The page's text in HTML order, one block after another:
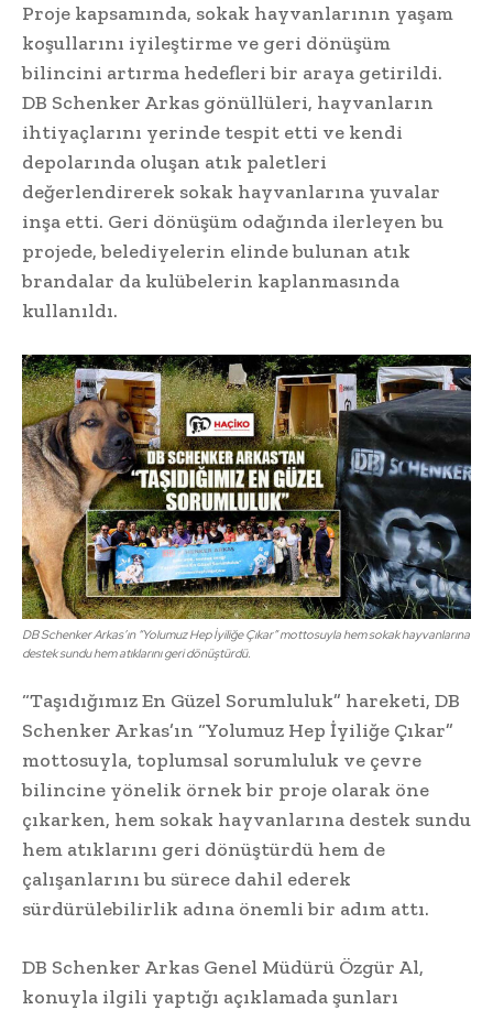
Proje kapsamında, sokak hayvanlarının yaşam
koşullarını iyileştirme ve geri dönüşüm
bilincini artırma hedefleri bir araya getirildi.
DB Schenker Arkas gönüllüleri, hayvanların
ihtiyaçlarını yerinde tespit etti ve kendi
depolarında oluşan atık paletleri
değerlendirerek sokak hayvanlarına yuvalar
inşa etti. Geri dönüşüm odağında ilerleyen bu
projede, belediyelerin elinde bulunan atık
brandalar da kulübelerin kaplanmasında
kullanıldı.
DB Schenker Arkas’ın “Yolumuz Hep İyiliğe Çıkar” mottosuyla hem sokak hayvanlarına
destek sundu hem atıklarını geri dönüştürdü.
“Taşıdığımız En Güzel Sorumluluk” hareketi, DB
Schenker Arkas’ın “Yolumuz Hep İyiliğe Çıkar”
mottosuyla, toplumsal sorumluluk ve çevre
bilincine yönelik örnek bir proje olarak öne
çıkarken, hem sokak hayvanlarına destek sundu
hem atıklarını geri dönüştürdü hem de
çalışanlarını bu sürece dahil ederek
sürdürülebilirlik adına önemli bir adım attı.
DB Schenker Arkas Genel Müdürü Özgür Al,
konuyla ilgili yaptığı açıklamada şunları